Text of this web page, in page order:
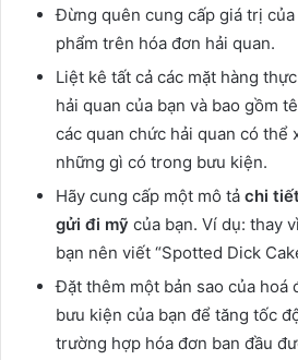
Đừng quên cung cấp giá trị
phẩm trên hóa đơn hải quan.
Liệt kê tất cả các mặt hàng
hải quan của bạn và bao gồm
các quan chức hải quan có thể
những gì có trong bưu kiện.
Hãy cung cấp một mô tả chi
gửi đi mỹ của bạn. Ví dụ: thay
bạn nên viết “Spotted Dick
Đặt thêm một bản sao của hoá
bưu kiện của bạn để tăng tốc
trường hợp hóa đơn ban đầu